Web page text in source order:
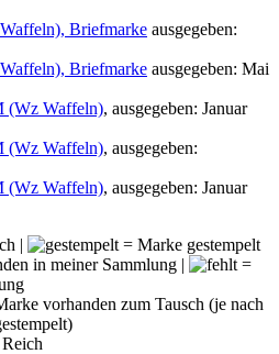
Briefmarke ausgegeben:
Briefmarke ausgegeben: Mai
(Wz Waffeln), ausgegeben: Januar
(Wz Waffeln), ausgegeben:
(Wz Waffeln), ausgegeben: Januar
|
= Marke gestempelt
in meiner Sammlung |
=
vorhanden zum Tausch (je nach